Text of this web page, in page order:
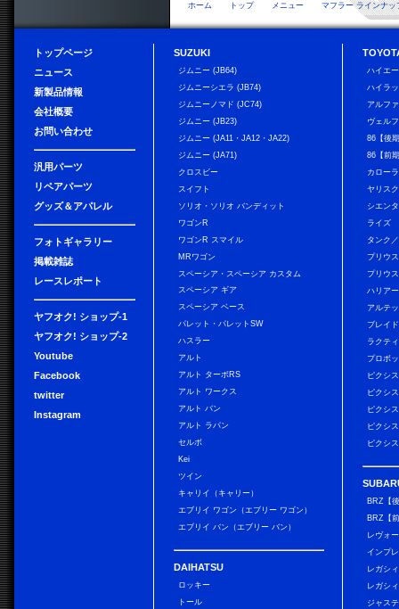
ホーム トップ メニュー マフラー ラインナッ
トップページ
ニュース
新製品情報
会社概要
お問い合わせ
汎用パーツ
リペアパーツ
グッズ＆アパレル
フォトギャラリー
掲載雑誌
レースレポート
ヤフオク! ショップ-1
ヤフオク! ショップ-2
Youtube
Facebook
twitter
Instagram
SUZUKI
ジムニー (JB64)
ジムニーシエラ (JB74)
ジムニーノマド (JC74)
ジムニー (JB23)
ジムニー (JA11・JA12・JA22)
ジムニー (JA71)
クロスビー
スイフト
ソリオ・ソリオ バンディット
ワゴンR
ワゴンR スマイル
MRワゴン
スペーシア・スペーシア カスタム
スペーシア ギア
スペーシア ベース
パレット・パレットSW
ハスラー
アルト
アルト ターボRS
アルト ワークス
アルト バン
アルト ラパン
セルボ
Kei
ツイン
キャリイ（キャリー）
エブリイ ワゴン（エブリー ワゴン）
エブリイ バン（エブリー バン）
DAIHATSU
ロッキー
トール
ハイエ
ハイラ
アルフ
ヴェル
86【後
86【前
カロー
ヤリス
シエンタ
ライズ
タンク
プリウス
プリウ
ハリアー
アルテ
ブレイド
ラクテ
プロボ
ピクシ
ピクシ
ピクシ
ピクシ
ピクシ
BRZ【
BRZ【
レヴォ
インプ
レガシ
レガシ
ジャス